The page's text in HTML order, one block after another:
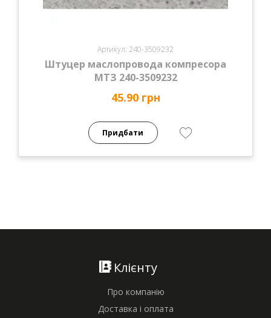
Артикул: 240-3509232
Штуцер маслопровода компресора
МТЗ 240-3509232
45.90 грн
Придбати
Клієнту
Про компанію
Доставка і оплата